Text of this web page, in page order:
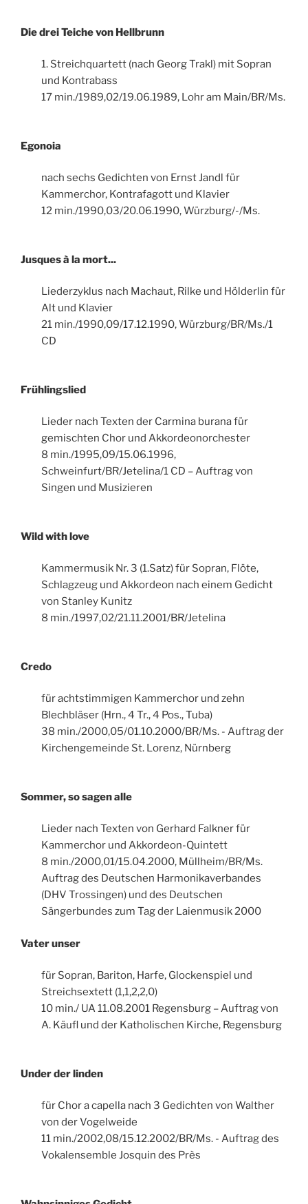
Die drei Teiche von Hellbrunn
1. Streichquartett (nach Georg Trakl) mit Sopran
und Kontrabass
17 min./1989,02/19.06.1989, Lohr am Main/BR/Ms.
Egonoia
nach sechs Gedichten von Ernst Jandl für
Kammerchor, Kontrafagott und Klavier
12 min./1990,03/20.06.1990, Würzburg/-/Ms.
Jusques à la mort...
Liederzyklus nach Machaut, Rilke und Hölderlin für
Alt und Klavier
21 min./1990,09/17.12.1990, Würzburg/BR/Ms./1
CD
Frühlingslied
Lieder nach Texten der Carmina burana für
gemischten Chor und Akkordeonorchester
8 min./1995,09/15.06.1996,
Schweinfurt/BR/Jetelina/1 CD – Auftrag von
Singen und Musizieren
Wild with love
Kammermusik Nr. 3 (1.Satz) für Sopran, Flöte,
Schlagzeug und Akkordeon nach einem Gedicht
von Stanley Kunitz
8 min./1997,02/21.11.2001/BR/Jetelina
Credo
für achtstimmigen Kammerchor und zehn
Blechbläser (Hrn., 4 Tr., 4 Pos., Tuba)
38 min./2000,05/01.10.2000/BR/Ms. - Auftrag der
Kirchengemeinde St. Lorenz, Nürnberg
Sommer, so sagen alle
Lieder nach Texten von Gerhard Falkner für
Kammerchor und Akkordeon-Quintett
8 min./2000,01/15.04.2000, Müllheim/BR/Ms.
Auftrag des Deutschen Harmonikaverbandes
(DHV Trossingen) und des Deutschen
Sängerbundes zum Tag der Laienmusik 2000
Vater unser
für Sopran, Bariton, Harfe, Glockenspiel und
Streichsextett (1,1,2,2,0)
10 min./ UA 11.08.2001 Regensburg – Auftrag von
A. Käufl und der Katholischen Kirche, Regensburg
Under der linden
für Chor a capella nach 3 Gedichten von Walther
von der Vogelweide
11 min./2002,08/15.12.2002/BR/Ms. - Auftrag des
Vokalensemble Josquin des Près